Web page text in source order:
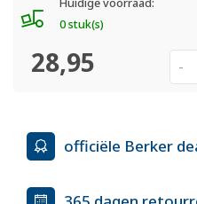
Huidige voorraad:
0 stuk(s)
28,95 -
officiële Berker